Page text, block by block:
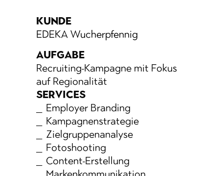
KUNDE
EDEKA Wucherpfennig
AUFGABE
Recruiting­-Kampagne mit Fokus
auf Regio­nalität
SERVICES
Employer ­Branding
Kampagnen­strategie
Zielgruppen­analyse
Fotoshooting
Content­-Erstellung